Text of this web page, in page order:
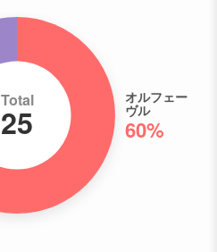
オルフェー
ヴル
60%
Total
25